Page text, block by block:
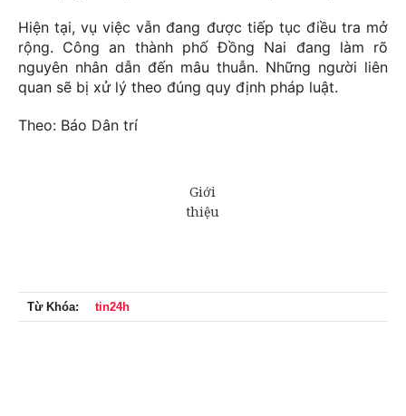
Hiện tại, vụ việc vẫn đang được tiếp tục điều tra mở
rộng. Công an thành phố Đồng Nai đang làm rõ
nguyên nhân dẫn đến mâu thuẫn. Những người liên
quan sẽ bị xử lý theo đúng quy định pháp luật.
Theo: Báo Dân trí
Từ Khóa: tin24h